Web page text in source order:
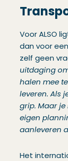
Voor ALSO
dan voor
zelf geen
uitdaging
halen mee
leveren. Als
grip. Maar
eigen
aanleveren
Het